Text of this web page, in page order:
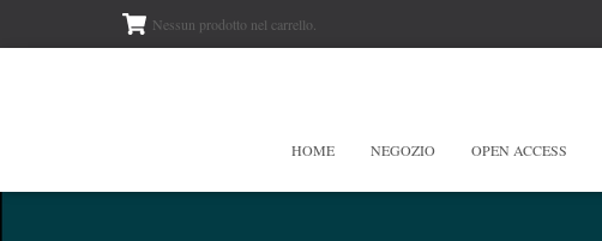
Nessun prodotto nel carrello.
HOME NEGOZIO OPEN ACCESS